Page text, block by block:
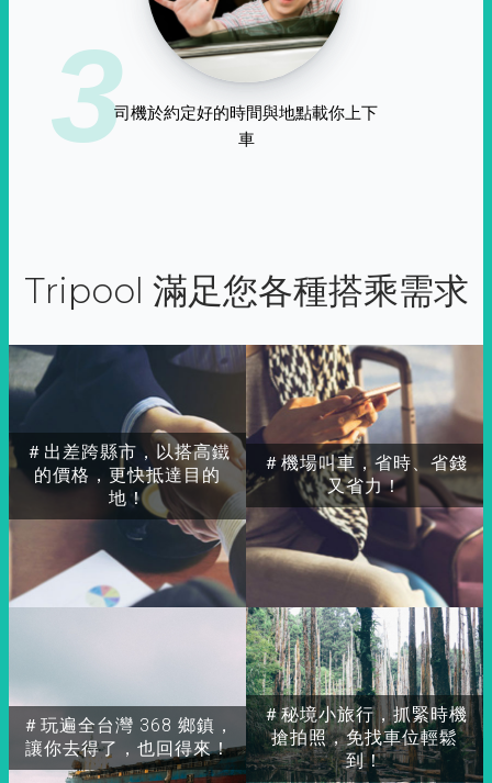
3司機於約定好的時間與地點載你上下
車
Tripool 滿足您各種搭乘需求
＃出差跨縣市，以搭高鐵
的價格，更快抵達目的
地！
＃玩遍全台灣 368 鄉鎮，
讓你去得了，也回得來！
＃秘境小旅行，抓緊時機
搶拍照，免找車位輕鬆
到！
＃機場叫車，省時、省錢
又省力！